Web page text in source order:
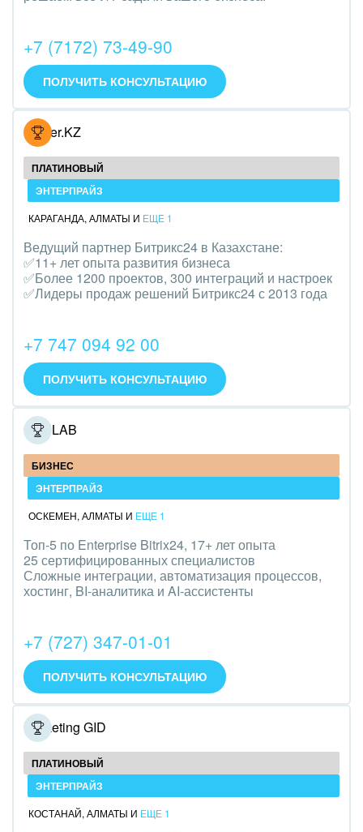
IT, Интернет
Консалтинговые и управленческие услуги
Культурные события, спорт, шоу-бизнес
Логистика
Мебель, лес, деревообработка
Медицина и фармацевтика
Металлургия
Мода, одежда, аксессуары, стиль
Нефть, газ
Оборудование, техника
Полиграфия
Ритуальные услуги
Рынки и торговля
Связь и телекоммуникации
Финансы, бухгалтерия, банки
Химия и нефтехимия
Ювелирное дело
Юриспруденция
+7 (7172) 73-49-90
ПОЛУЧИТЬ КОНСУЛЬТАЦИЮ
Hoster.KZ
ПЛАТИНОВЫЙ
ЭНТЕРПРАЙЗ
КАРАГАНДА, АЛМАТЫ И ЕЩЕ 1
Ведущий партнер Битрикс24 в Казахстане:
✅11+ лет опыта развития бизнеса
✅Более 1200 проектов, 300 интеграций и настроек
✅Лидеры продаж решений Битрикс24 с 2013 года
+7 747 094 92 00
ПОЛУЧИТЬ КОНСУЛЬТАЦИЮ
ONELAB
БИЗНЕС
ЭНТЕРПРАЙЗ
ОСКЕМЕН, АЛМАТЫ И ЕЩЕ 1
Топ-5 по Enterprise Bitrix24, 17+ лет опыта
25 сертифицированных специалистов
Сложные интеграции, автоматизация процессов,
хостинг, BI-аналитика и AI-ассистенты
+7 (727) 347-01-01
ПОЛУЧИТЬ КОНСУЛЬТАЦИЮ
Marketing GID
ПЛАТИНОВЫЙ
ЭНТЕРПРАЙЗ
КОСТАНАЙ, АЛМАТЫ И ЕЩЕ 1